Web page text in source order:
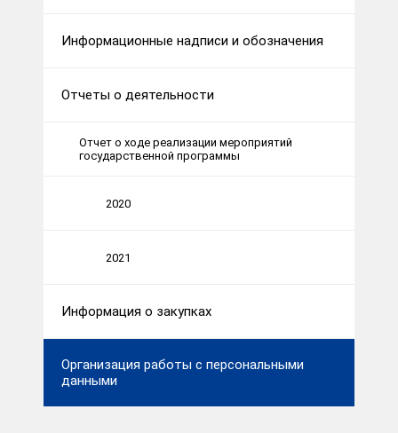
Информационные надписи и обозначения
Отчеты о деятельности
Отчет о ходе реализации мероприятий
государственной программы
2020
2021
Информация о закупках
Организация работы с персональными
данными